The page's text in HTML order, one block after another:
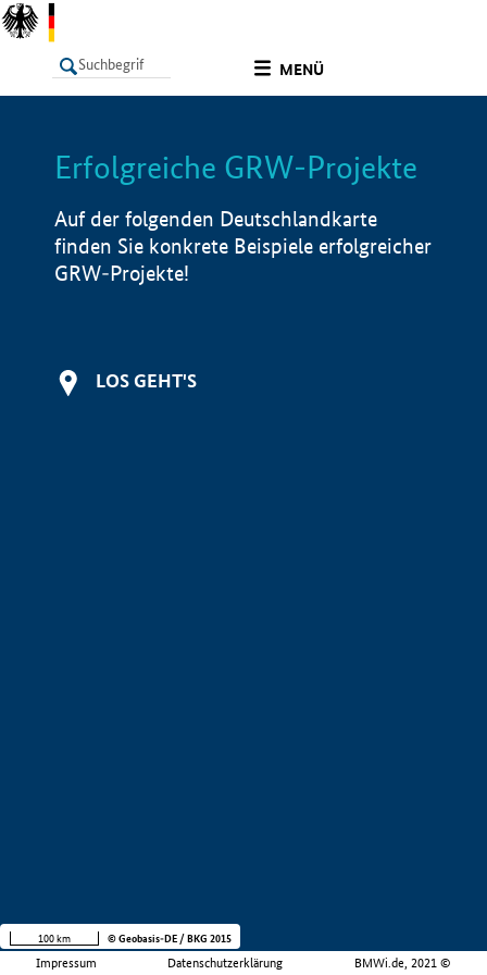
MENÜ
LISTE Info
Erfolgreiche GRW-Projekte
Auf der folgenden Deutschlandkarte
finden Sie konkrete Beispiele erfolgreicher
GRW-Projekte!
LOS GEHT'S
Impressum Datenschutzerklärung BMWi.de, 2021 ©
100 km © Geobasis-DE / BKG 2015